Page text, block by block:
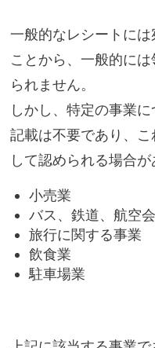
一般的なレシートに
ことから、一般的に
られません。
しかし、特定の事業
記載は不要であり、
して認められる場合が
小売業
バス、鉄道、航空
旅行に関する事業
飲食業
駐車場業